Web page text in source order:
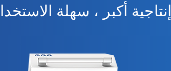
إنتاجية أكبر ، سهلة